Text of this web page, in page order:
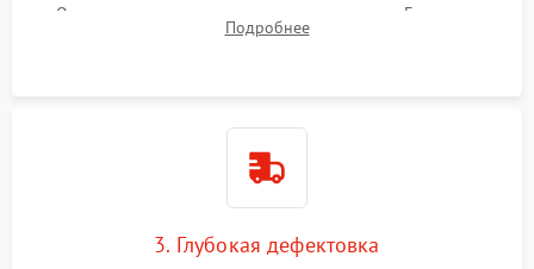
Очистка внутренних плат от окислов и пыли. Бережная
обработка германиевого объектива специализированными
Подробнее
3. Глубокая дефектовка